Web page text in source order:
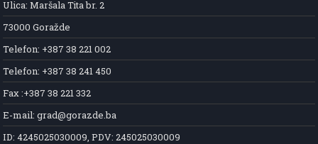
Ulica: Maršala Tita br. 2
73000 Goražde
Telefon: +387 38 221 002
Telefon: +387 38 241 450
Fax :+387 38 221 332
E-mail: grad@gorazde.ba
ID: 4245025030009, PDV: 245025030009